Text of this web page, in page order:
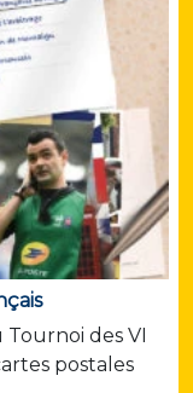
des VI
postales